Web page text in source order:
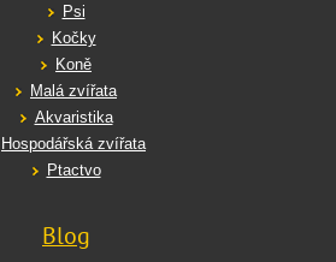
Psi
Kočky
Koně
Malá zvířata
Akvaristika
Hospodářská zvířata
Ptactvo
Blog